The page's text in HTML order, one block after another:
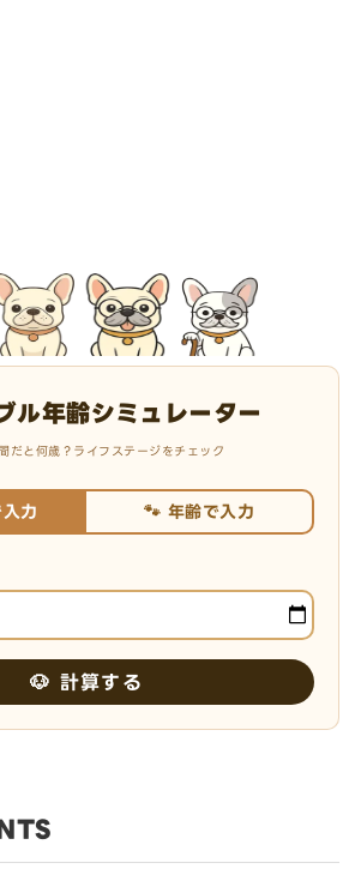
ル年齢シミュレーター
だと何歳？ライフステージをチェック
力 🐾 年齢で入力
🐶 計算する